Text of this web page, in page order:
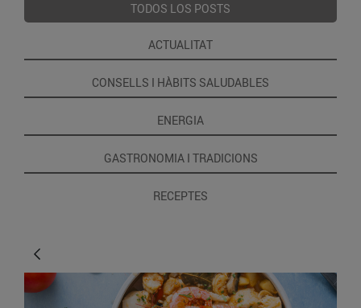
TODOS LOS POSTS
ACTUALITAT
CONSELLS I HÀBITS SALUDABLES
ENERGIA
GASTRONOMIA I TRADICIONS
RECEPTES